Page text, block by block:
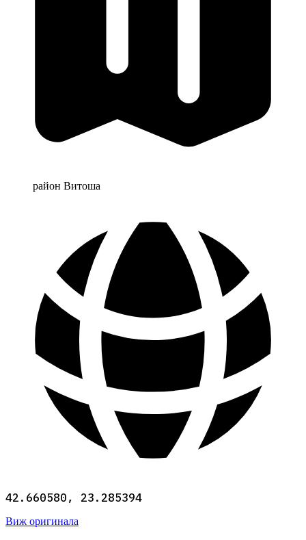
район Витоша
42.660580, 23.285394
Виж оригинала